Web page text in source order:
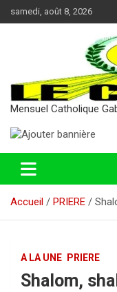
au
samedi, août 8, 2026
Mensuel Catholique
Accueil PRIERE
A LA UNE PRIERE
Shalom,